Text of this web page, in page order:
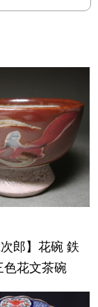
次郎】花碗 鉄
色花文茶碗